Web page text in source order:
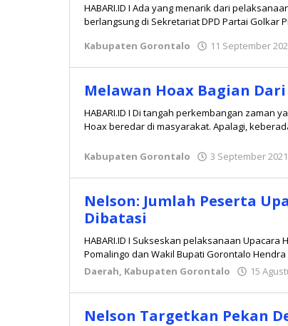
HABARI.ID I Ada yang menarik dari
berlangsung di Sekretariat DPD Partai Golkar
Kabupaten Gorontalo
11 September
Melawan Hoax Bagian
HABARI.ID I Di tangah perkembangan zaman
Hoax beredar di masyarakat. Apalagi,
Kabupaten Gorontalo 3 September 2021
Nelson: Jumlah Peserta
Dibatasi
HABARI.ID I Sukseskan pelaksanaan Upacara
Pomalingo dan Wakil Bupati Gorontalo
Daerah, Kabupaten Gorontalo 15
Nelson Targetkan Pekan